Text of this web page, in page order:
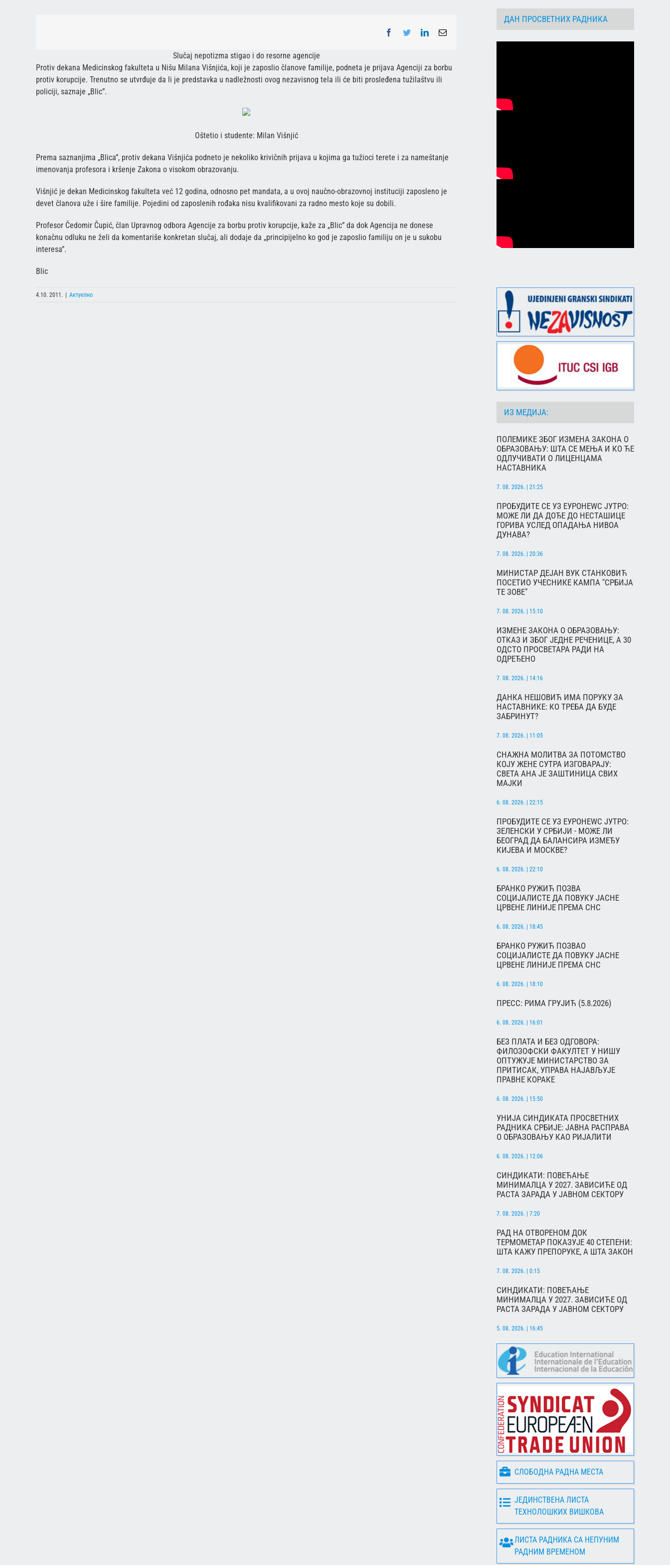
Facebook
TwitterLinkedInEmail
Slučaj nepotizma stigao i do resorne agencijе
Protiv dekana Medicinskog fakulteta u Nišu Milana Višnjića, koji je zaposlio članove familije, podneta je prijava Agenciji za borbu
protiv korupcije. Trenutno se utvrđuje da li je predstavka u nadležnosti ovog nezavisnog tela ili će biti prosleđena tužilaštvu ili
policiji, saznaje „Blic”.
Oštetio i studente: Milan Višnjić
Prema saznanjima „Blica”, protiv dekana Višnjića podneto je nekoliko krivičnih prijava u kojima ga tužioci terete i za nameštanje
imenovanja profesora i kršenje Zakona o visokom obrazovanju.
Višnjić je dekan Medicinskog fakulteta već 12 godina, odnosno pet mandata, a u ovoj naučno-obrazovnoj instituciji zaposleno je
devet članova uže i šire familije. Pojedini od zaposlenih rođaka nisu kvalifikovani za radno mesto koje su dobili.
Profesor Čedomir Čupić, član Upravnog odbora Agencije za borbu protiv korupcije, kaže za „Blic” da dok Agencija ne donese
konačnu odluku ne želi da komentariše konkretan slučaj, ali dodaje da „principijelno ko god je zaposlio familiju on je u sukobu
interesa”.
Blic
4.10. 2011. Актуелно
ДАН ПРОСВЕТНИХ РАДНИКА
ИЗ МЕДИЈА:
ПОЛЕМИКЕ ЗБОГ ИЗМЕНА ЗАКОНА О
ОБРАЗОВАЊУ: ШТА СЕ МЕЊА И КО ЋЕ
ОДЛУЧИВАТИ О ЛИЦЕНЦАМА
НАСТАВНИКА
7. 08. 2026. | 21:25
ПРОБУДИТЕ СЕ УЗ ЕУРОНЕWС ЈУТРО:
МОЖЕ ЛИ ДА ДОЂЕ ДО НЕСТАШИЦЕ
ГОРИВА УСЛЕД ОПАДАЊА НИВОА
ДУНАВА?
7. 08. 2026. | 20:36
МИНИСТАР ДЕЈАН ВУК СТАНКОВИЋ
ПОСЕТИО УЧЕСНИКЕ КАМПА "СРБИЈА
ТЕ ЗОВЕ"
7. 08. 2026. | 15:10
ИЗМЕНЕ ЗАКОНА О ОБРАЗОВАЊУ:
ОТКАЗ И ЗБОГ ЈЕДНЕ РЕЧЕНИЦЕ, А 30
ОДСТО ПРОСВЕТАРА РАДИ НА
ОДРЕЂЕНО
7. 08. 2026. | 14:16
ДАНКА НЕШОВИЋ ИМА ПОРУКУ ЗА
НАСТАВНИКЕ: КО ТРЕБА ДА БУДЕ
ЗАБРИНУТ?
7. 08. 2026. | 11:05
СНАЖНА МОЛИТВА ЗА ПОТОМСТВО
КОЈУ ЖЕНЕ СУТРА ИЗГОВАРАЈУ:
СВЕТА АНА ЈЕ ЗАШТИНИЦА СВИХ
МАЈКИ
6. 08. 2026. | 22:15
ПРОБУДИТЕ СЕ УЗ ЕУРОНЕWС ЈУТРО:
ЗЕЛЕНСКИ У СРБИЈИ - МОЖЕ ЛИ
БЕОГРАД ДА БАЛАНСИРА ИЗМЕЂУ
КИЈЕВА И МОСКВЕ?
6. 08. 2026. | 22:10
БРАНКО РУЖИЋ ПОЗВА
СОЦИЈАЛИСТЕ ДА ПОВУКУ ЈАСНЕ
ЦРВЕНЕ ЛИНИЈЕ ПРЕМА СНС
6. 08. 2026. | 18:45
БРАНКО РУЖИЋ ПОЗВАО
СОЦИЈАЛИСТЕ ДА ПОВУКУ ЈАСНЕ
ЦРВЕНЕ ЛИНИЈЕ ПРЕМА СНС
6. 08. 2026. | 18:10
ПРЕСС: РИМА ГРУЈИЋ (5.8.2026)
6. 08. 2026. | 16:01
БЕЗ ПЛАТА И БЕЗ ОДГОВОРА:
ФИЛОЗОФСКИ ФАКУЛТЕТ У НИШУ
ОПТУЖУЈЕ МИНИСТАРСТВО ЗА
ПРИТИСАК, УПРАВА НАЈАВЉУЈЕ
ПРАВНЕ КОРАКЕ
6. 08. 2026. | 15:50
УНИЈА СИНДИКАТА ПРОСВЕТНИХ
РАДНИКА СРБИЈЕ: ЈАВНА РАСПРАВА
О ОБРАЗОВАЊУ КАО РИЈАЛИТИ
6. 08. 2026. | 12:06
СИНДИКАТИ: ПОВЕЋАЊЕ
МИНИМАЛЦА У 2027. ЗАВИСИЋЕ ОД
РАСТА ЗАРАДА У ЈАВНОМ СЕКТОРУ
7. 08. 2026. | 7:20
РАД НА ОТВОРЕНОМ ДОК
ТЕРМОМЕТАР ПОКАЗУЈЕ 40 СТЕПЕНИ:
ШТА КАЖУ ПРЕПОРУКЕ, А ШТА ЗАКОН
7. 08. 2026. | 0:15
СИНДИКАТИ: ПОВЕЋАЊЕ
МИНИМАЛЦА У 2027. ЗАВИСИЋЕ ОД
РАСТА ЗАРАДА У ЈАВНОМ СЕКТОРУ
5. 08. 2026. | 16:45
СЛОБОДНА РАДНА МЕСТА
ЈЕДИНСТВЕНА ЛИСТА
ТЕХНОЛОШКИХ ВИШКОВА
ЛИСТА РАДНИКА СА НЕПУНИМ
РАДНИМ ВРЕМЕНОМ